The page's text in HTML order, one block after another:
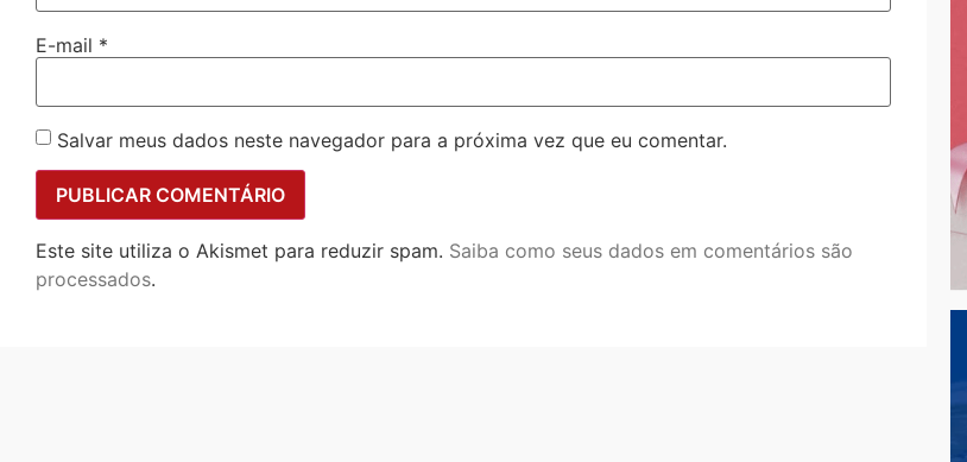
E-mail *
Salvar meus dados neste navegador para a próxima vez que eu comentar.
Este site utiliza o Akismet para reduzir spam. Saiba como seus dados em comentários são
processados.